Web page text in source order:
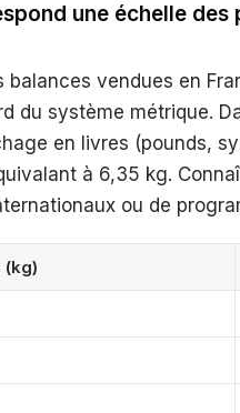
une échelle
balances vendues en
du système métrique.
en livres (pounds,
à 6,35 kg.
ou de
(kg)